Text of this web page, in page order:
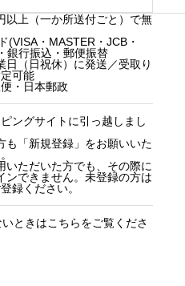
以上（一か所送付ごと）で無
(VISA・MASTER・JCB・
銀行振込・郵便振替
日（日祝休）に発送／受取り
可能
・日本郵政
ングサイトに引っ越しまし
も「新規登録」をお願いいた
いただいた方でも、その際に
ンできません。未登録の方は
録ください。
ときはこちらをご覧くださ